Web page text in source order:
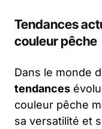
Tendances
couleur pêche
Dans le monde
tendances
couleur pêche
sa versatilité et